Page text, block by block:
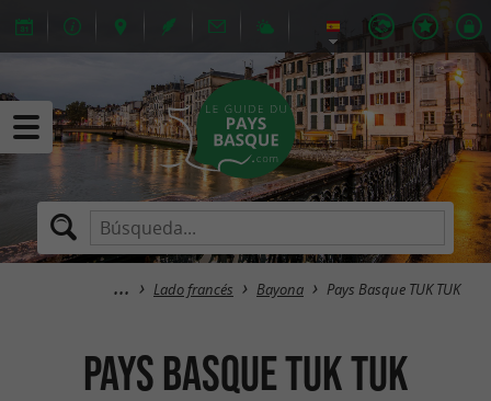
Lado francés Bayona Pays Basque TUK TUK
Pays Basque TUK TUK